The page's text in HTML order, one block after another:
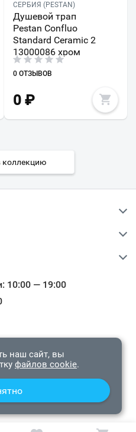
СЕРБИЯ (PESTAN)
Душевой трап
Pestan Confluo
Standard Ceramic 2
13000086 хром
0 ОТЗЫВОВ
0₽
коллекцию
10:00 — 19:00
Все права защищены.
наш сайт, вы
файлов cookie.